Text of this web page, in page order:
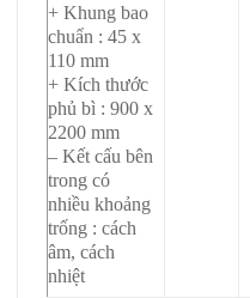
+ Khung bao
chuẩn : 45 x
110 mm
+ Kích thước
phủ bì : 900 x
2200 mm
– Kết cấu bên
trong có
nhiều khoảng
trống : cách
âm, cách
nhiệt